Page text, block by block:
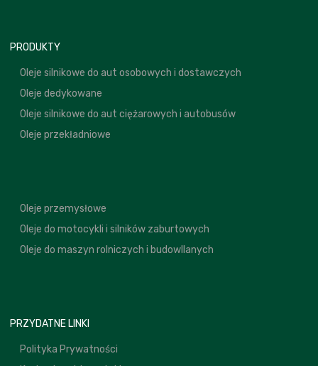
PRODUKTY
Oleje silnikowe do aut osobowych i dostawczych
Oleje dedykowane
Oleje silnikowe do aut ciężarowych i autobusów
Oleje przekładniowe
Oleje przemysłowe
Oleje do motocykli i silników zaburtowych
Oleje do maszyn rolniczych i budowllanych
PRZYDATNE LINKI
Polityka Prywatności